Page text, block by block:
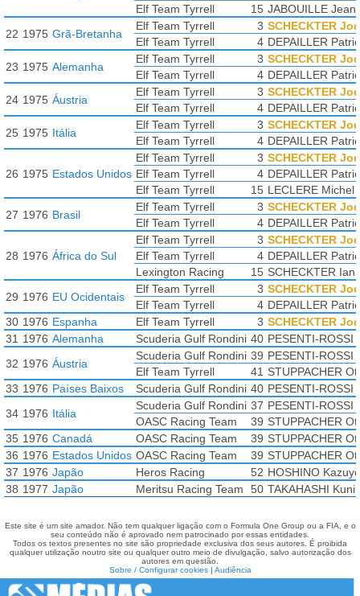
Elf Team Tyrrell
15 JABOUILLE
22 1975 Grã-Bretanha
Elf Team Tyrrell 3 SCHECKTER
Elf Team Tyrrell
4 DEPAILLER
23 1975 Alemanha
Elf Team Tyrrell 3 SCHECKTER
Elf Team Tyrrell
4 DEPAILLER
24 1975 Áustria
Elf Team Tyrrell 3 SCHECKTER
Elf Team Tyrrell
4 DEPAILLER
25 1975 Itália
Elf Team Tyrrell 3 SCHECKTER
Elf Team Tyrrell
4 DEPAILLER
26 1975 Estados Unidos
Elf Team Tyrrell 3 SCHECKTER
Elf Team Tyrrell
4 DEPAILLER
Elf Team Tyrrell
15 LECLERE Michel
27 1976 Brasil
Elf Team Tyrrell 3 SCHECKTER
Elf Team Tyrrell
4 DEPAILLER
28 1976 África do Sul
Elf Team Tyrrell 3 SCHECKTER
Elf Team Tyrrell
4 DEPAILLER
Lexington Racing
15 SCHECKTER Ian
29 1976 EU Ocidentais
Elf Team Tyrrell 3 SCHECKTER
Elf Team Tyrrell
4 DEPAILLER
30 1976 Espanha Elf Team Tyrrell 3 SCHECKTER
31 1976 Alemanha Scuderia Gulf Rondini 40 PESENTI-ROSSI
32 1976 Áustria
Scuderia Gulf Rondini 39 PESENTI-ROSSI
Elf Team Tyrrell
41 STUPPACHER
33 1976 Países Baixos Scuderia Gulf Rondini 40 PESENTI-ROSSI
34 1976 Itália
Scuderia Gulf Rondini 37 PESENTI-ROSSI
OASC Racing Team
39 STUPPACHER
35 1976 Canadá OASC Racing Team 39 STUPPACHER
36 1976 Estados Unidos OASC Racing Team 39 STUPPACHER
37 1976 Japão Heros Racing 52 HOSHINO
38 1977 Japão Meritsu Racing Team 50 TAKAHASHI
Este site é um site amador. Não tem qualquer ligação com o Formula One Group ou a FIA, e o
seu conteúdo não é aprovado nem patrocinado por essas entidades.
Todos os textos presentes no site são propriedade exclusiva dos seus autores. É proibida
qualquer utilização noutro site ou qualquer outro meio de divulgação, salvo autorização dos
autores em questão.
Sobre / Configurar cookies| Audiência